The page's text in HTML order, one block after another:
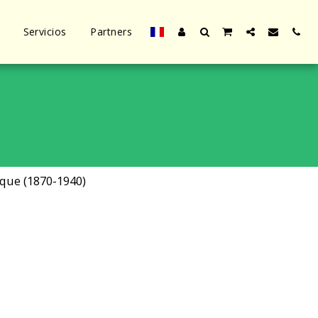
Servicios Partners
(1870-1940)